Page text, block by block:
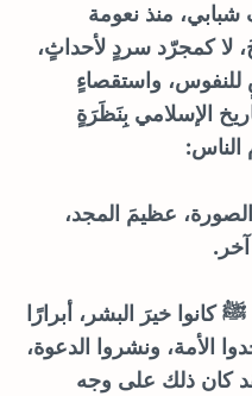
منذ نعومة
لا كمجرّد سردٍ لأحداثٍ،
واستقصاءٍ
الإسلامي بِنَظَرَةٍ
الناس:
عظيمَ المجد،
خيرَ البشر، أبرارًا
الأمة، ونشروا الدعوة،
كان ذلك على وجه